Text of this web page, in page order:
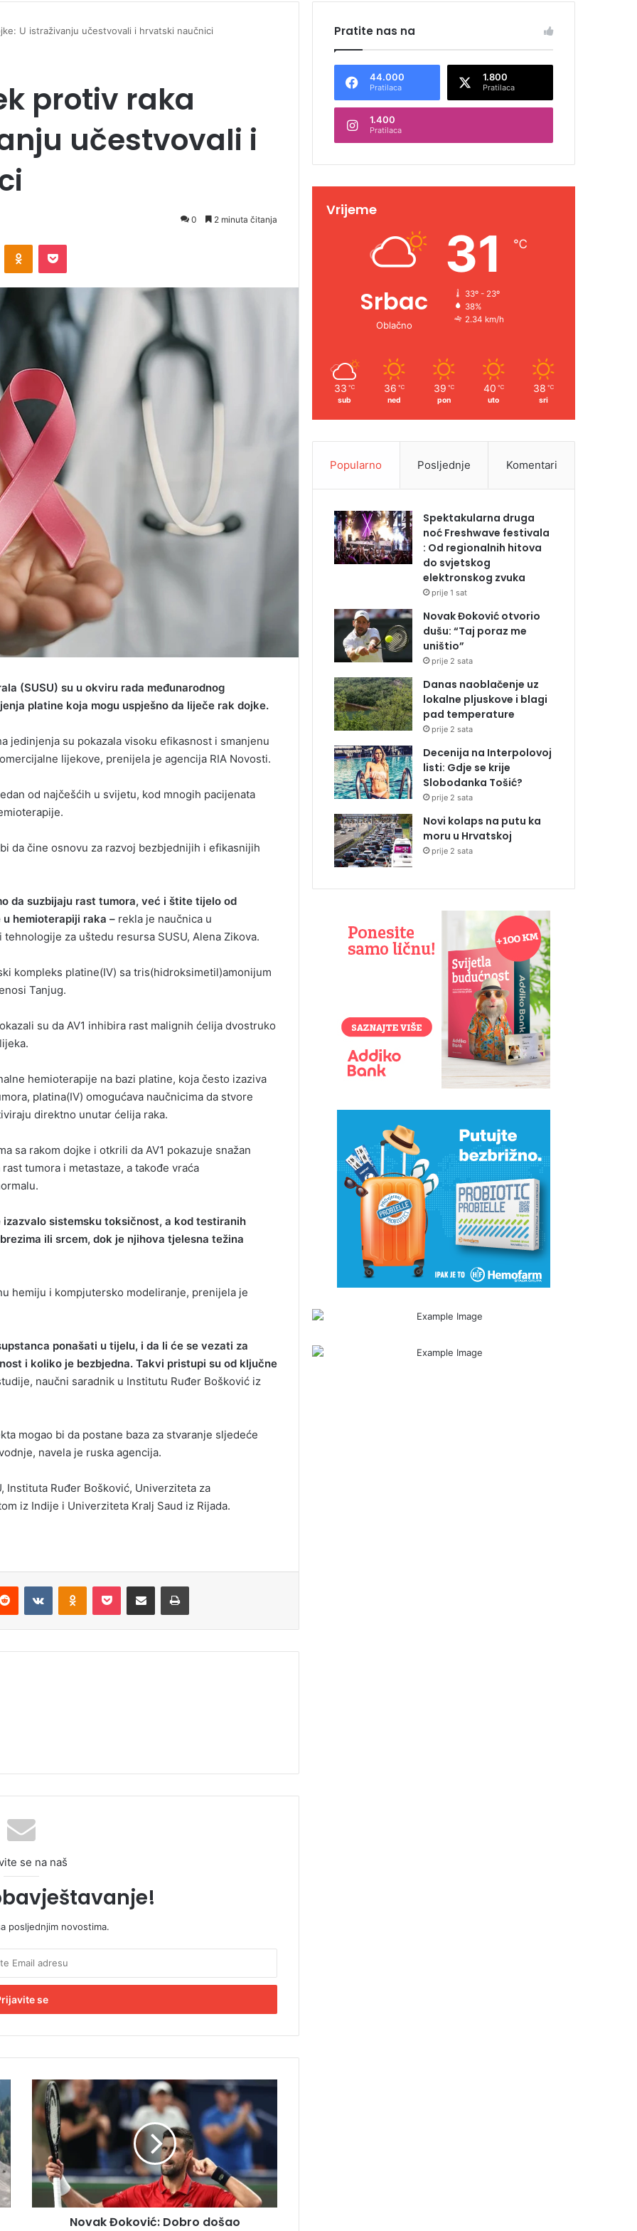
U istraživanju učestvovali i hrvatski naučnici
protiv raka
učestvovali i
0 2 minuta čitanja
(SUSU) su u okviru rada međunarodnog
platine koja mogu uspješno da liječe rak dojke.
jedinjenja su pokazala visoku efikasnost i smanjenu
lijekove, prenijela je agencija RIA Novosti.
od najčešćih u svijetu, kod mnogih pacijenata
da čine osnovu za razvoj bezbjednijih i efikasnijih
da suzbijaju rast tumora, već i štite tijelo od
hemioterapiji raka – rekla je naučnica u
za uštedu resursa SUSU, Alena Zikova.
kompleks platine(IV) sa tris(hidroksimetil)amonijum
Tanjug.
su da AV1 inhibira rast malignih ćelija dvostruko
hemioterapije na bazi platine, koja često izaziva
platina(IV) omogućava naučnicima da stvore
direktno unutar ćelija raka.
sa rakom dojke i otkrili da AV1 pokazuje snažan
tumora i metastaze, a takođe vraća
sistemsku toksičnost, a kod testiranih
ili srcem, dok je njihova tjelesna težina
hemiju i kompjutersko modeliranje, prenijela je
ponašati u tijelu, i da li će se vezati za
i koliko je bezbjedna. Takvi pristupi su od ključne
naučni saradnik u Institutu Ruđer Bošković iz
mogao bi da postane baza za stvaranje sljedeće
navela je ruska agencija.
Instituta Ruđer Bošković, Univerziteta za
iz Indije i Univerziteta Kralj Saud iz Rijada.
se na naš
posljednjim novostima.
N
o
v
k
Đ
o
o
Novak Đoković: Dobro došao
Pratite nas na
44.000
Pratilaca
1.800
Pratilaca
1.400
Pratilaca
Vrijeme
Srbac
Oblačno
31 ℃
33º - 23º
38%
2.34 km/h
33 ℃
sub
36 ℃
ned
39 ℃
pon
40 ℃
uto
38 ℃
sri
Popularno Posljednje Komentari
Spektakularna druga
noć Freshwave festivala
: Od regionalnih hitova
do svjetskog
elektronskog zvuka
prije 1 sat
Novak Đoković otvorio
dušu: “Taj poraz me
uništio”
prije 2 sata
Danas naoblačenje uz
lokalne pljuskove i blagi
pad temperature
prije 2 sata
Decenija na Interpolovoj
listi: Gdje se krije
Slobodanka Tošić?
prije 2 sata
Novi kolaps na putu ka
moru u Hrvatskoj
prije 2 sata